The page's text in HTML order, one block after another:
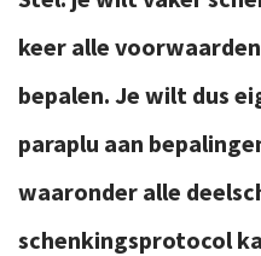
keer alle
bepalen. Je wilt dus
paraplu aan
waaronder alle
schenkingsprotocol